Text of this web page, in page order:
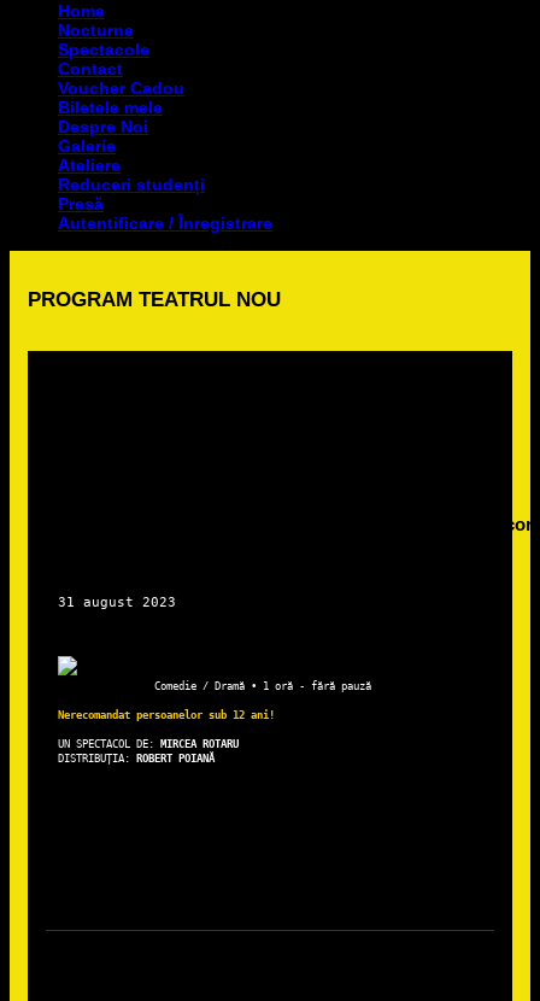
Home
Nocturne
Spectacole
Contact
Voucher Cadou
Biletele mele
Despre Noi
Galerie
Ateliere
Reduceri studenți
Presă
Autentificare / Înregistrare
PROGRAM TEATRUL NOU
Comedie / Dramă • 1 oră - fără pauză
Nerecomandat persoanelor sub 12 ani!
UN SPECTACOL DE:
DISTRIBUȚIA: ROBERT POIANĂ